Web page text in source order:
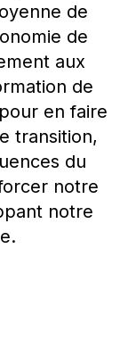
de
de
aux
de
en faire
transition,
du
notre
notre